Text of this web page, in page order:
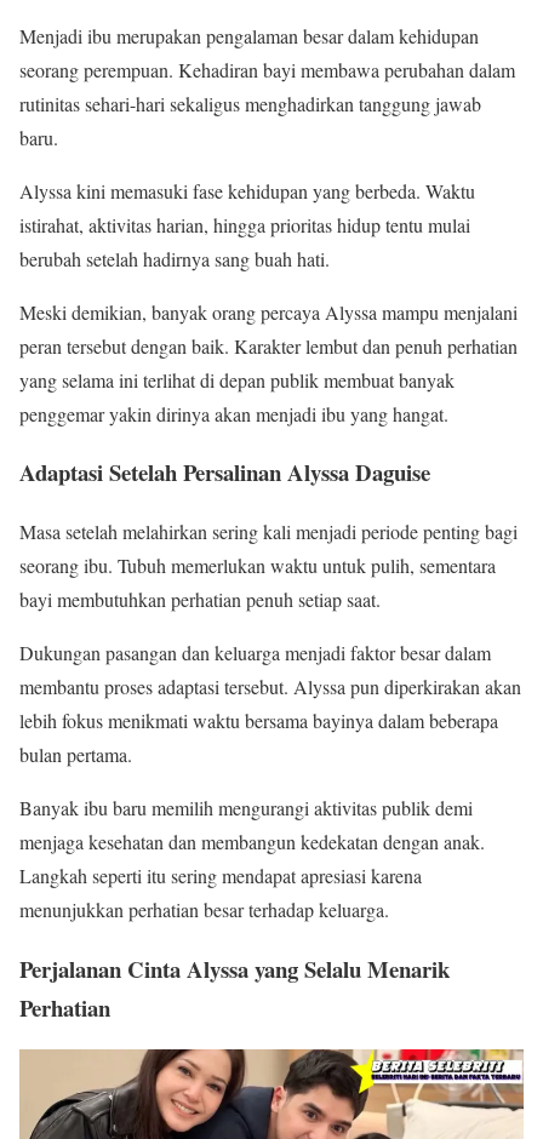
Menjadi ibu merupakan pengalaman besar dalam kehidupan
seorang perempuan. Kehadiran bayi membawa perubahan dalam
rutinitas sehari-hari sekaligus menghadirkan tanggung jawab
baru.
Alyssa kini memasuki fase kehidupan yang berbeda. Waktu
istirahat, aktivitas harian, hingga prioritas hidup tentu mulai
berubah setelah hadirnya sang buah hati.
Meski demikian, banyak orang percaya Alyssa mampu menjalani
peran tersebut dengan baik. Karakter lembut dan penuh perhatian
yang selama ini terlihat di depan publik membuat banyak
penggemar yakin dirinya akan menjadi ibu yang hangat.
Adaptasi Setelah Persalinan Alyssa Daguise
Masa setelah melahirkan sering kali menjadi periode penting bagi
seorang ibu. Tubuh memerlukan waktu untuk pulih, sementara
bayi membutuhkan perhatian penuh setiap saat.
Dukungan pasangan dan keluarga menjadi faktor besar dalam
membantu proses adaptasi tersebut. Alyssa pun diperkirakan akan
lebih fokus menikmati waktu bersama bayinya dalam beberapa
bulan pertama.
Banyak ibu baru memilih mengurangi aktivitas publik demi
menjaga kesehatan dan membangun kedekatan dengan anak.
Langkah seperti itu sering mendapat apresiasi karena
menunjukkan perhatian besar terhadap keluarga.
Perjalanan Cinta Alyssa yang Selalu Menarik
Perhatian